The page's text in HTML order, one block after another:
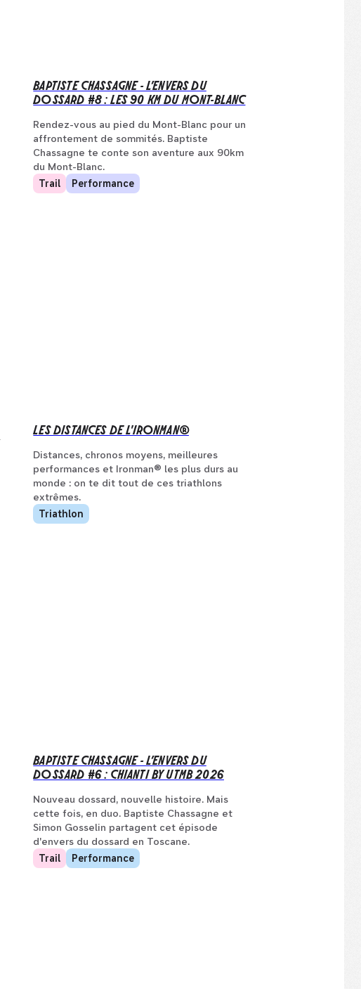
BAPTISTE CHASSAGNE - L’ENVERS DU
DOSSARD #8 : LES 90 KM DU MONT-BLANC
Rendez-vous au pied du Mont-Blanc pour un
affrontement de sommités. Baptiste
Chassagne te conte son aventure aux 90km
du Mont-Blanc.
Trail
Performance
LES DISTANCES DE L'IRONMAN®
Distances, chronos moyens, meilleures
performances et Ironman® les plus durs au
monde : on te dit tout de ces triathlons
extrêmes.
Triathlon
BAPTISTE CHASSAGNE - L’ENVERS DU
DOSSARD #6 : CHIANTI BY UTMB 2026
Nouveau dossard, nouvelle histoire. Mais
cette fois, en duo. Baptiste Chassagne et
Simon Gosselin partagent cet épisode
d'envers du dossard en Toscane.
Trail
Performance